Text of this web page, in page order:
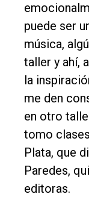
puede ser
música,
taller y ahí,
la
me den
en otro
tomo
Plata, que
Paredes,
editoras.